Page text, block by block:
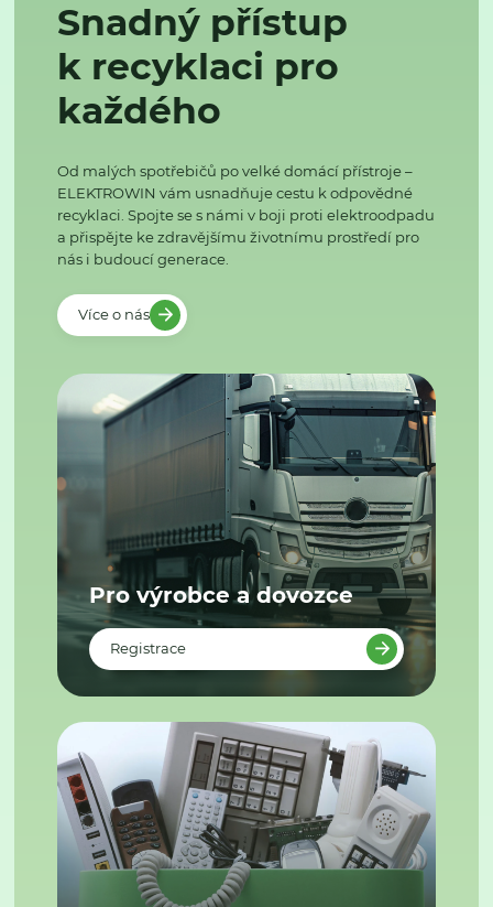
Snadný přístup
k recyklaci pro
každého
Od malých spotřebičů po velké domácí přístroje –
ELEKTROWIN vám usnadňuje cestu k odpovědné
recyklaci. Spojte se s námi v boji proti elektroodpadu
a přispějte ke zdravějšímu životnímu prostředí pro
nás i budoucí generace.
Více o nás
Pro výrobce a dovozce
Registrace